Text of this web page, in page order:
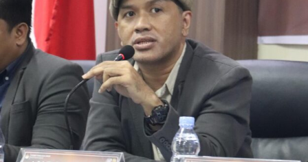
Lifestyle
Olahraga
Bola
Opini